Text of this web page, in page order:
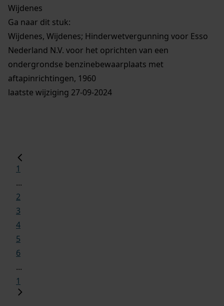
Wijdenes
Ga naar dit stuk:
Wijdenes, Wijdenes; Hinderwetvergunning voor Esso
Nederland N.V. voor het oprichten van een
ondergrondse benzinebewaarplaats met
aftapinrichtingen, 1960
laatste wijziging 27-09-2024
1
...
2
3
4
5
6
...
1